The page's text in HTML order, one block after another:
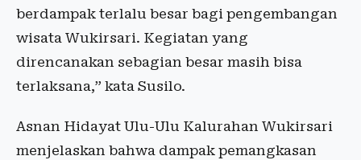
berdampak terlalu besar bagi pengembangan
wisata Wukirsari. Kegiatan yang
direncanakan sebagian besar masih bisa
terlaksana,” kata Susilo.
Asnan Hidayat Ulu-Ulu Kalurahan Wukirsari
menjelaskan bahwa dampak pemangkasan